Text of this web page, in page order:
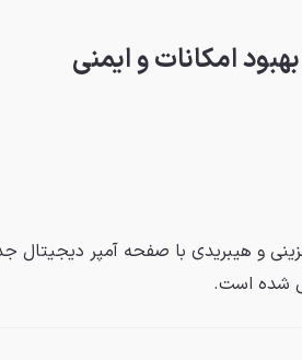
نسخه‌های بنزینی و هیبریدی با صفحه آمپر
شده است.